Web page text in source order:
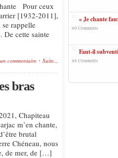
Pour ceux
[1932-2011],
rappelle
De cette sainte
commentaire Suite...
bras
Chapiteau
m’en chante,
brutal
Chéneau, nous
de mer, de […]
« Je chante
69 Comments
Faut-il
68 Comments